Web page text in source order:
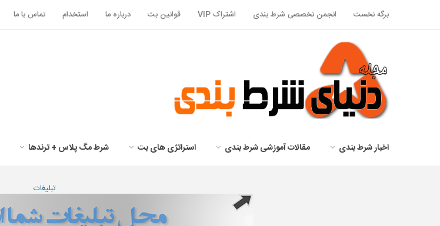
برگه نخست انجمن تخصصی شرط بندی اشتراک VIP قوانین بت درباره ما استخدام تماس با ما
اخبار شرط بندی مقالات آموزشی شرط بندی استراتژی های بت شرط مگ پلاس + ترندها
تبلیغات